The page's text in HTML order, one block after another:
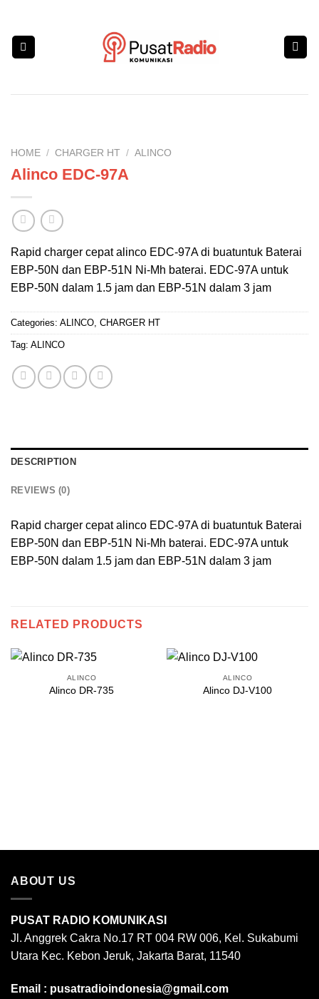
content
HOME / CHARGER HT / ALINCO
Alinco EDC-97A
Rapid charger cepat alinco EDC-97A di buatuntuk Baterai
EBP-50N dan EBP-51N Ni-Mh baterai. EDC-97A untuk
EBP-50N dalam 1.5 jam dan EBP-51N dalam 3 jam
Categories: ALINCO, CHARGER HT
Tag: ALINCO
DESCRIPTION
REVIEWS (0)
Rapid charger cepat alinco EDC-97A di buatuntuk Baterai
EBP-50N dan EBP-51N Ni-Mh baterai. EDC-97A untuk
EBP-50N dalam 1.5 jam dan EBP-51N dalam 3 jam
RELATED PRODUCTS
ALINCO
Alinco DR-735
ALINCO
Alinco DJ-V100
ABOUT US
PUSAT RADIO KOMUNIKASI
Jl. Anggrek Cakra No.17 RT 004 RW 006, Kel. Sukabumi
Utara Kec. Kebon Jeruk, Jakarta Barat, 11540
Email : pusatradioindonesia@gmail.com